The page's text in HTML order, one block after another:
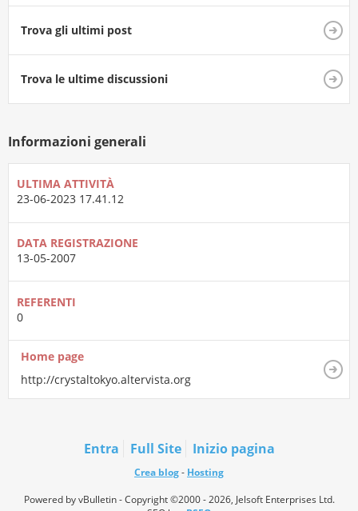
Trova gli ultimi post
Trova le ultime discussioni
Informazioni generali
ULTIMA ATTIVITÀ
23-06-2023 17.41.12
DATA REGISTRAZIONE
13-05-2007
REFERENTI
0
Home page
http://crystaltokyo.altervista.org
Entra Full Site Inizio pagina
Crea blog- Hosting
Powered by vBulletin - Copyright ©2000 - 2026, Jelsoft Enterprises Ltd.